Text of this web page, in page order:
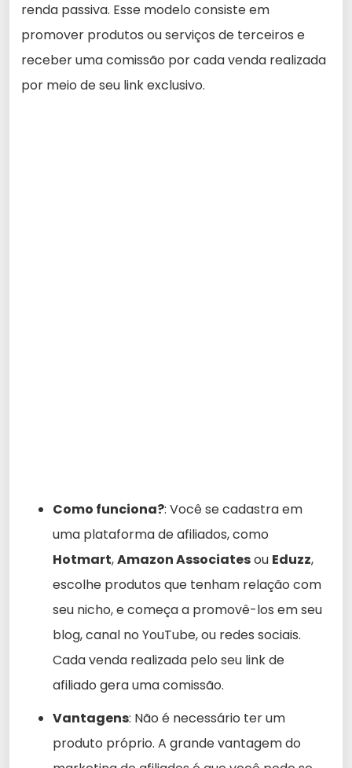
renda passiva. Esse modelo consiste em
promover produtos ou serviços de terceiros e
receber uma comissão por cada venda realizada
por meio de seu link exclusivo.
Como funciona?: Você se cadastra em
uma plataforma de afiliados, como
Hotmart,Amazon Associatesou Eduzz,
escolhe produtos que tenham relação com
seu nicho, e começa a promovê-los em seu
blog, canal no YouTube, ou redes sociais.
Cada venda realizada pelo seu link de
afiliado gera uma comissão.
Vantagens: Não é necessário ter um
produto próprio. A grande vantagem do